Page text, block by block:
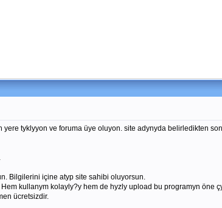
tyklyyon ve foruma üye oluyon. site adynyda belirledikten
Bilgilerini içine atyp site sahibi oluyorsun.
kullanym kolayly?y hem de hyzly upload bu programyn öne
ücretsizdir.